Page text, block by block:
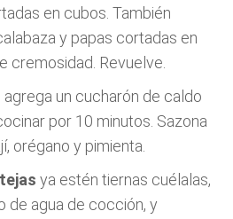
en cubos. También
y papas cortadas en
cremosidad. Revuelve.
agrega un cucharón de caldo
por 10 minutos. Sazona
orégano y pimienta.
ya estén tiernas cuélalas,
de agua de cocción, y